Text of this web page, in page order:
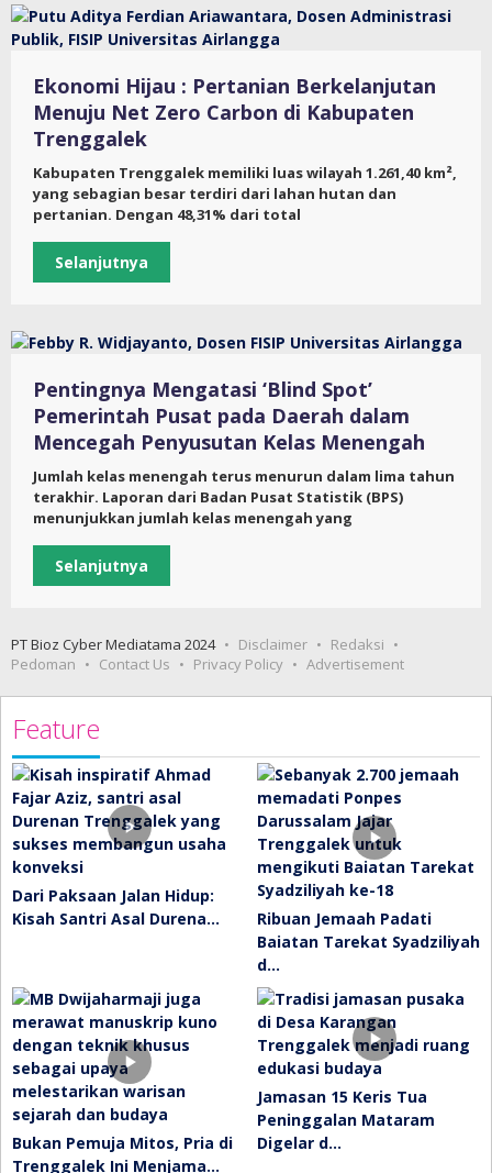
Ekonomi Hijau : Pertanian Berkelanjutan
Menuju Net Zero Carbon di Kabupaten
Trenggalek
Kabupaten Trenggalek memiliki luas wilayah 1.261,40 km²,
yang sebagian besar terdiri dari lahan hutan dan
pertanian. Dengan 48,31% dari total
Selanjutnya
Pentingnya Mengatasi ‘Blind Spot’
Pemerintah Pusat pada Daerah dalam
Mencegah Penyusutan Kelas Menengah
Jumlah kelas menengah terus menurun dalam lima tahun
terakhir. Laporan dari Badan Pusat Statistik (BPS)
menunjukkan jumlah kelas menengah yang
Selanjutnya
PT Bioz Cyber Mediatama 2024 Disclaimer
Redaksi
Pedoman
Contact Us Privacy Policy Advertisement
Feature
Dari Paksaan Jalan Hidup:
Kisah Santri Asal Durena…
Ribuan Jemaah Padati
Baiatan Tarekat Syadziliyah
d…
Bukan Pemuja Mitos, Pria di
Trenggalek Ini Menjama…
Jamasan 15 Keris Tua
Peninggalan Mataram
Digelar d…